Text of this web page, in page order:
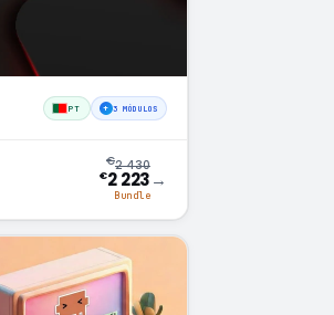
PT + 3 MÓDULOS
€2 430
€2 223
Bundle
→